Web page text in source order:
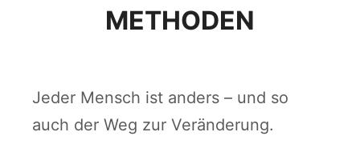
METHODEN
Jeder Mensch ist anders – und so
auch der Weg zur Veränderung.